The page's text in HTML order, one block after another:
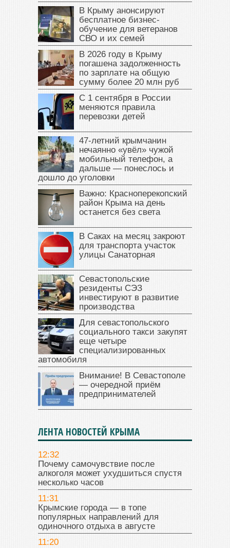
В Крыму анонсируют
бесплатное бизнес-
обучение для ветеранов
СВО и их семей
В 2026 году в Крыму
погашена задолженность
по зарплате на общую
сумму более 20 млн руб
С 1 сентября в России
меняются правила
перевозки детей
47‑летний крымчанин
нечаянно «увёл» чужой
мобильный телефон, а
дальше — понеслось и
дошло до уголовки
Важно: Красноперекопский
район Крыма на день
останется без света
В Саках на месяц закроют
для транспорта участок
улицы Санаторная
Севастопольские
резиденты СЭЗ
инвестируют в развитие
производства
Для севастопольского
социального такси закупят
еще четыре
специализированных
автомобиля
Внимание! В Севастополе
— очередной приём
предпринимателей
ЛЕНТА НОВОСТЕЙ КРЫМА
12:32
Почему самочувствие после
алкоголя может ухудшиться спустя
несколько часов
11:31
Крымские города — в топе
популярных направлений для
одиночного отдыха в августе
11:20